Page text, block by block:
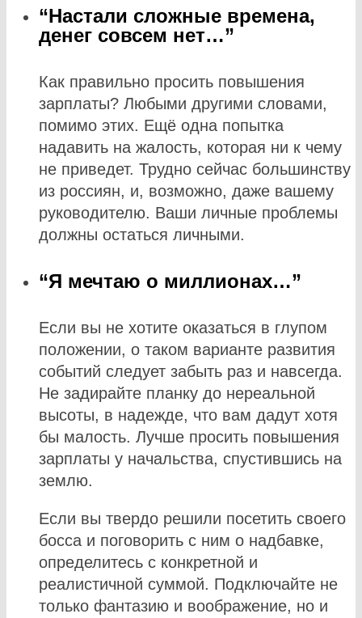
“Настали сложные времена,
денег совсем нет…”
Как правильно просить повышения
зарплаты? Любыми другими словами,
помимо этих. Ещё одна попытка
надавить на жалость, которая ни к чему
не приведет. Трудно сейчас большинству
из россиян, и, возможно, даже вашему
руководителю. Ваши личные проблемы
должны остаться личными.
“Я мечтаю о миллионах…”
Если вы не хотите оказаться в глупом
положении, о таком варианте развития
событий следует забыть раз и навсегда.
Не задирайте планку до нереальной
высоты, в надежде, что вам дадут хотя
бы малость. Лучше просить повышения
зарплаты у начальства, спустившись на
землю.
Если вы твердо решили посетить своего
босса и поговорить с ним о надбавке,
определитесь с конкретной и
реалистичной суммой. Подключайте не
только фантазию и воображение, но и